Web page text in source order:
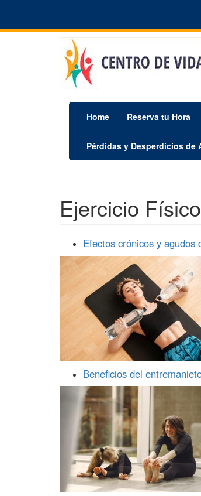
contenido
Home Reserva tu Hora
Pérdidas y Desperdicios de
Ejercicio
Efectos crónicos y agudos
Beneficios del